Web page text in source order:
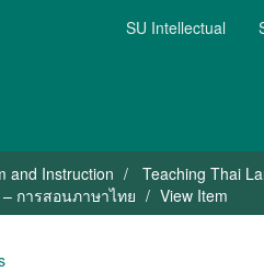
SU Intellectual
and Instruction
Teaching Thai
การสอนภาษาไทย
View Item